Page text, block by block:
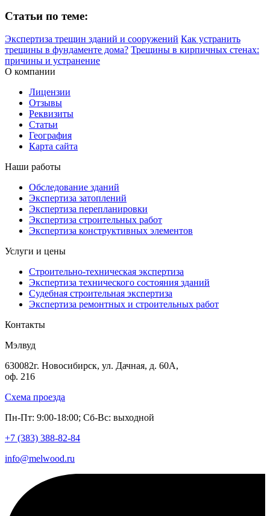
Статьи по теме:
Экспертиза трещин зданий и сооружений Как устранить
трещины в фундаменте дома? Трещины в кирпичных стенах:
причины и устранение
О компании
Лицензии
Отзывы
Реквизиты
Статьи
География
Карта сайта
Наши работы
Обследование зданий
Экспертиза затоплений
Экспертиза перепланировки
Экспертиза строительных работ
Экспертиза конструктивных элементов
Услуги и цены
Строительно-техническая экспертиза
Экспертиза технического состояния зданий
Судебная строительная экспертиза
Экспертиза ремонтных и строительных работ
Контакты
Мэлвуд
630082г. Новосибирск, ул. Дачная, д. 60А,
оф. 216
Схема проезда
Пн-Пт: 9:00-18:00; Сб-Вс: выходной
+7 (383) 388-82-84
info@melwood.ru